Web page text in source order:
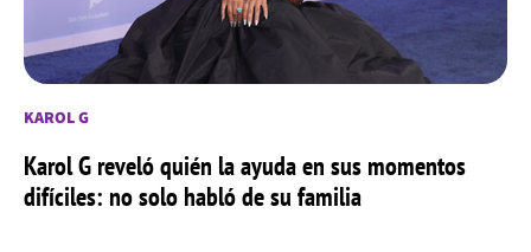
KAROL G
Karol G reveló quién la ayuda en sus momentos
difíciles: no solo habló de su familia